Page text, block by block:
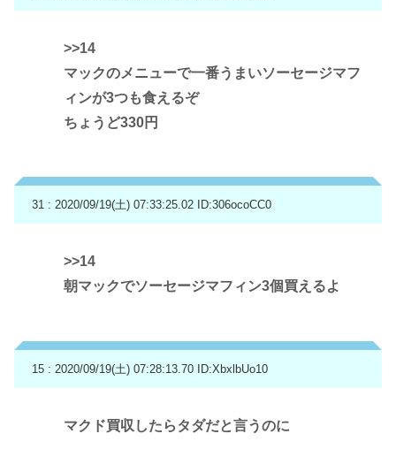
>>14
マックのメニューで一番うまいソーセージマフ
ィンが3つも食えるぞ
ちょうど330円
31 : 2020/09/19(土) 07:33:25.02 ID:306ocoCC0
>>14
朝マックでソーセージマフィン3個買えるよ
15 : 2020/09/19(土) 07:28:13.70 ID:XbxlbUo10
マクド買収したらタダだと言うのに